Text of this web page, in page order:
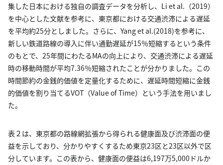
集した日本における独自の調査データを分析し、Li et al.（2019）
を中心とした文献を参考に、東京都における交通渋滞による遅延
を平均約25分としました。さらに、Yang et al.(2018)を参考に、
新しい鉄道路線の導入に伴い通勤遅延が15％短縮するという条件
のもとで、25年間にわたるMAの向上により、交通渋滞による遅延
時の移動時間が平均7.36％短縮されたことが分かりました。この
時間節約の金銭的価値を定量化するために、遅延時間短縮に金銭
的価値を割り当てるVOT（Value of Time）という手法を用いまし
た。
表２は、東京都の路線網拡張から得られる健康面及び渋滞面の便
益を示しており、分かりやすくするため東京23区と23区以外で区
分しています。この表から、健康面の便益は6,197万5,000ドルか